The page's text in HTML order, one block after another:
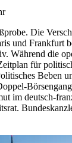
Die
und Frankfurt
Während die
für
Beben
im deutsch-